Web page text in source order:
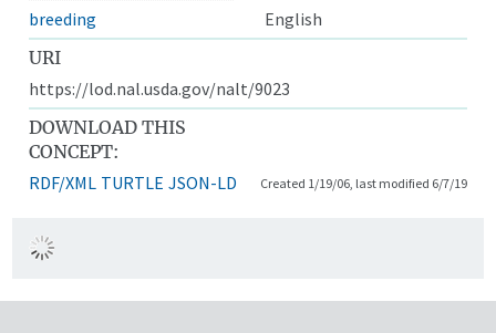
breeding
English
URI
https://lod.nal.usda.gov/nalt/9023
DOWNLOAD THIS
CONCEPT:
RDF/XML TURTLE JSON-LD Created 1/19/06, last modified 6/7/19